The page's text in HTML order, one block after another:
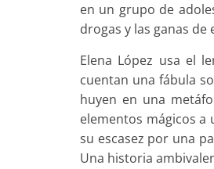
en un grupo de
drogas y las ganas
Elena López usa el
cuentan una fábula
huyen en una
elementos mágicos a
su escasez por una
Una historia